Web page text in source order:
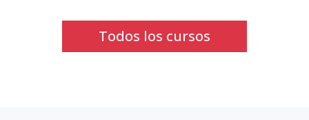
Todos los cursos